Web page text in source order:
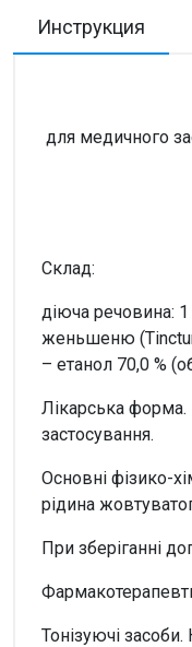
Инструкция
для медичного
Склад:
діюча речовина:
женьшеню
– етанол 70,0 %
Лікарська форма.
застосування.
Основні фізико-
рідина
При зберіганні
Тонізуючі